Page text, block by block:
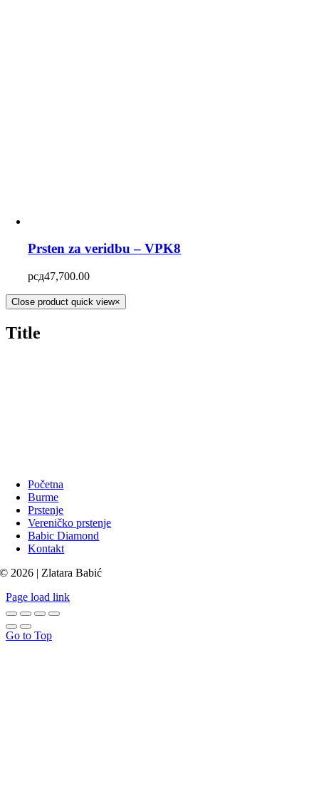
Prsten za veridbu – VPK8
рсд47,700.00
Close product quick view×
Title
Početna
Burme
Prstenje
Vereničko prstenje
Babic Diamond
Kontakt
© 2026 | Zlatara Babić
Page load link
Go to Top